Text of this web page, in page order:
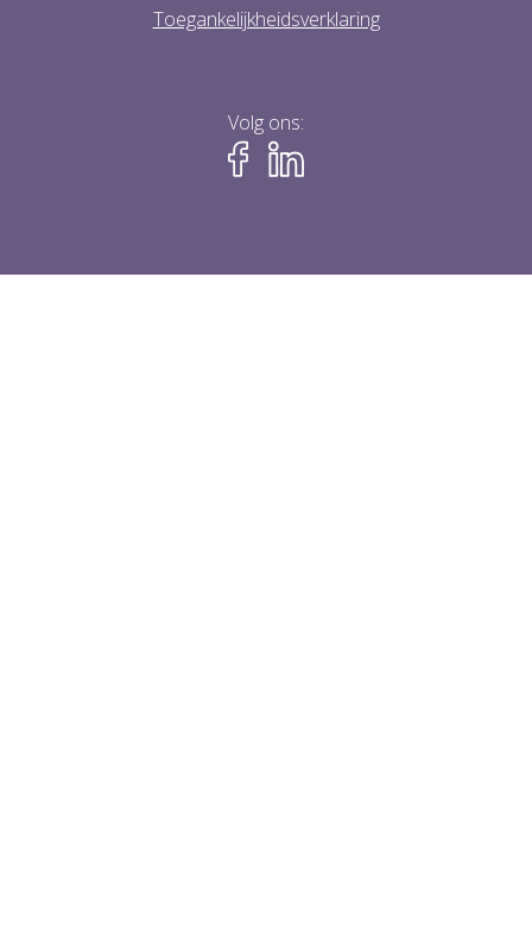
Toegankelijkheidsverklaring
Volg ons: